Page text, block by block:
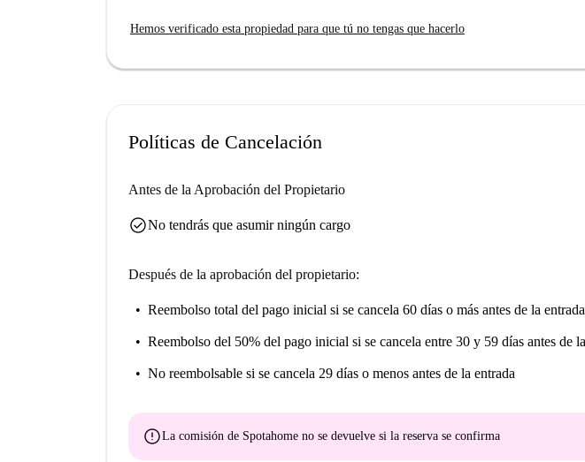
así como de mercados como Superdiplo. Explore los vibrantes alrededores y los
Hemos verificado esta propiedad para que tú no tengas que hacerlo
Políticas de Cancelación
Antes de la Aprobación del Propietario
check_circleNo tendrás que asumir ningún cargo
Después de la aprobación del propietario:
Reembolso total del pago inicial si se cancela 60 días o más antes de la entrada
Reembolso del 50% del pago inicial si se cancela entre 30 y 59 días antes de
No reembolsable si se cancela 29 días o menos antes de la entrada
errorLa comisión de Spotahome no se devuelve si la reserva se confirma